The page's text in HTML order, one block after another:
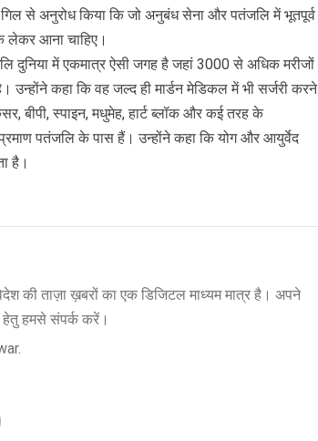
से अनुरोध किया कि जो अनुबंध सेना और पतंजलि में भूतपूर्व
लेकर आना चाहिए।
दुनिया में एकमात्र ऐसी जगह है जहां 3000 से अधिक मरीजों
उन्होंने कहा कि वह जल्द ही मार्डन मेडिकल में भी सर्जरी करने
बीपी, स्पाइन, मधुमेह, हार्ट ब्लॉक और कई तरह के
पतंजलि के पास हैं। उन्होंने कहा कि योग और आयुर्वेद
है।
की ताज़ा ख़बरों का एक डिजिटल माध्यम मात्र है। अपने
हेतु हमसे संपर्क करें।